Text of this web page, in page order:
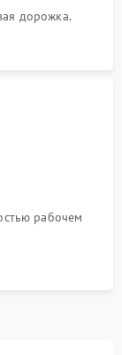
дорожка.
рабочем